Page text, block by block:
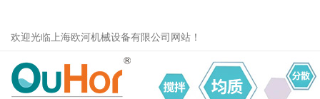
欢迎光临上海欧河机械设备有限公司网站！